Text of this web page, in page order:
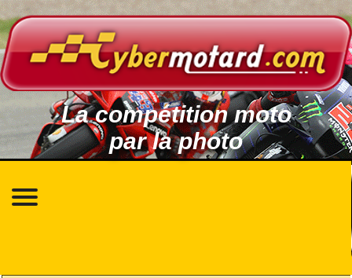
La compétition moto
par la photo